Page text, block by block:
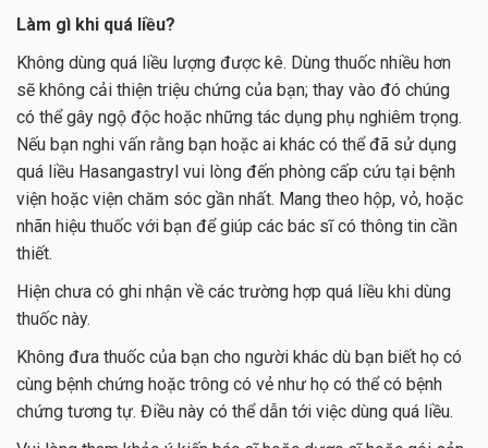
Làm gì khi quá liều?
Không dùng quá liều lượng được kê. Dùng thuốc nhiều hơn
sẽ không cải thiện triệu chứng của bạn; thay vào đó chúng
có thể gây ngộ độc hoặc những tác dụng phụ nghiêm trọng.
Nếu bạn nghi vấn rằng bạn hoặc ai khác có thể đã sử dụng
quá liều Hasangastryl vui lòng đến phòng cấp cứu tại bệnh
viện hoặc viện chăm sóc gần nhất. Mang theo hộp, vỏ, hoặc
nhãn hiệu thuốc với bạn để giúp các bác sĩ có thông tin cần
thiết.
Hiện chưa có ghi nhận về các trường hợp quá liều khi dùng
thuốc này.
Không đưa thuốc của bạn cho người khác dù bạn biết họ có
cùng bệnh chứng hoặc trông có vẻ như họ có thể có bệnh
chứng tương tự. Điều này có thể dẫn tới việc dùng quá liều.